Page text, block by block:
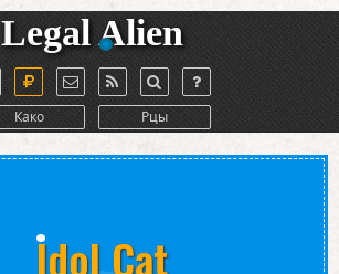
Legal Alien
Како Рцы
Idol Cat